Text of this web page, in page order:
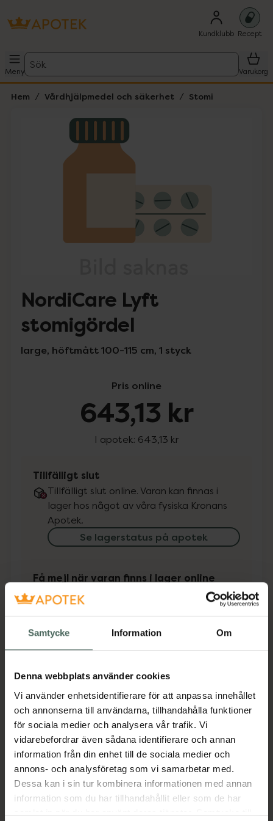
Samtycke Information Om
Denna webbplats använder cookies
Vi använder enhetsidentifierare för att anpassa innehållet
och annonserna till användarna, tillhandahålla funktioner
för sociala medier och analysera vår trafik. Vi
vidarebefordrar även sådana identifierare och annan
information från din enhet till de sociala medier och
annons- och analysföretag som vi samarbetar med.
Dessa kan i sin tur kombinera informationen med annan
information som du har tillhandahållit eller som de har
samlat in när du har använt deras tjänster. Samtycke till
Kundklubb Recept
Meny
Sök
Varukorg
Hem Vårdhjälpmedel och säkerhet Stomi
Lista: . Innehåller 1 objekt.
NordiCare Lyft
stomigördel
large, höftmått 100-115 cm, 1 styck
Pris online
643,13 kr
I apotek: 643,13 kr
Tillfälligt slut
Tillfälligt slut online. Varan kan finnas i
lager hos något av våra fysiska Kronans
Apotek.
Se lagerstatus på apotek
Få mejl när varan finns i lager online
Din e-postadress
Jag accepterar villkoren
Aktuella erbjudanden
Beskrivning Dölj
Jämförpris 643,13 kr/ st
EAN:07350046610149
Kategorier: